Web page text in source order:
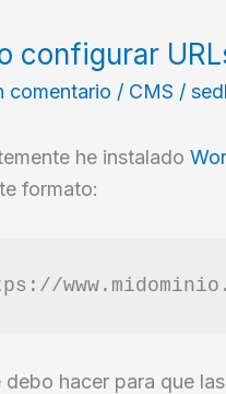
configurar
comentario / CMS /
he instalado
formato:
debo hacer para que